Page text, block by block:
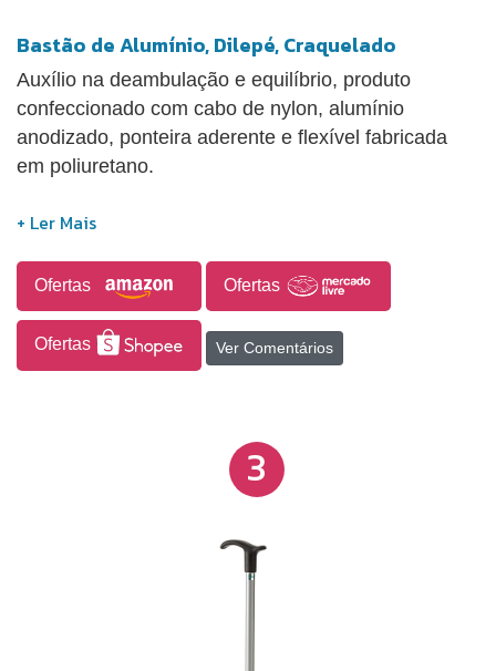
Bastão de Alumínio, Dilepé, Craquelado
Auxílio na deambulação e equilíbrio, produto
confeccionado com cabo de nylon, alumínio
anodizado, ponteira aderente e flexível fabricada
em poliuretano.
Ofertas Ofertas
Ofertas Ver Comentários
3